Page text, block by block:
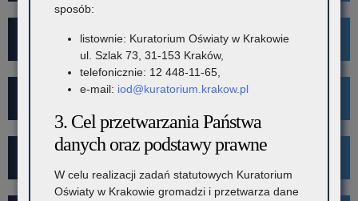
Rekrutacja
Projekt Kibicuj z Klasą
sposób:
listownie: Kuratorium Oświaty w Krakowie
ul. Szlak 73, 31-153 Kraków,
telefonicznie: 12 448-11-65,
e-mail: iod@kuratorium.krakow.pl
3. Cel przetwarzania Państwa
danych oraz podstawy prawne
W celu realizacji zadań statutowych Kuratorium
Oświaty w Krakowie gromadzi i przetwarza dane